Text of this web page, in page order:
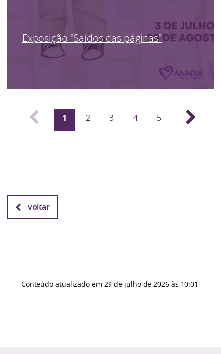
Exposição "Saídos das páginas"
1 2 3 4 5
voltar
Conteúdo atualizado em 29 de julho de 2026 às 10:01